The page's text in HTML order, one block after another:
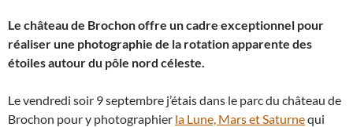
Le château de Brochon offre un cadre exceptionnel pour
réaliser une photographie de la rotation apparente des
étoiles autour du pôle nord céleste.
Le vendredi soir 9 septembre j’étais dans le parc du château de
Brochon pour y photographier la Lune, Mars et Saturnequi